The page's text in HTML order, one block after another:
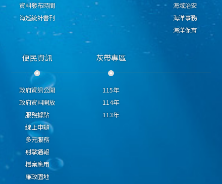
資料發布時間
海巡統計書刊
海域治安
海洋事務
海洋保育
便民資訊
政府資訊公開
政府資料開放
服務據點
線上申辦
多元服務
射擊通報
檔案應用
廉政園地
灰帶專區
115年
114年
113年